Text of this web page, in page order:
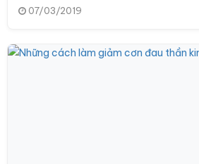
07/03/2019